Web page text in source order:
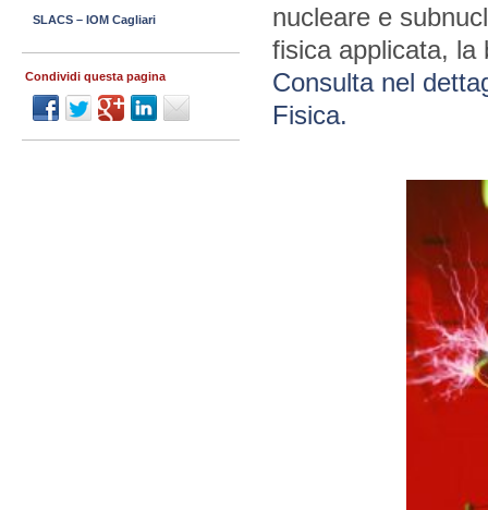
nucleare e
fisica applicata, la
Consulta nel
Fisica.
SLACS – IOM Cagliari
Condividi questa pagina